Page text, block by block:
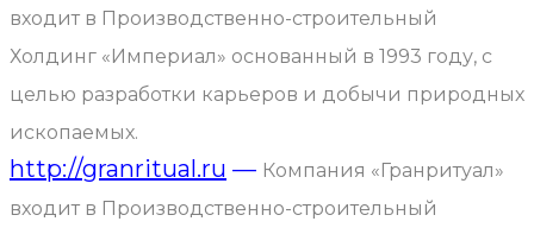
входит в Производственно-строительный
Холдинг «Империал» основанный в 1993 году, с
целью разработки карьеров и добычи природных
ископаемых.
http://granritual.ru — Компания «Гранритуал»
входит в Производственно-строительный